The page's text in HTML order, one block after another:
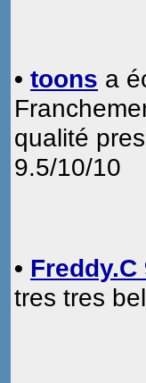
• toons a
qualité
9.5/10/10
• Freddy.C
tres tres